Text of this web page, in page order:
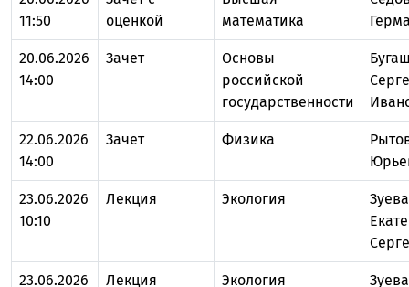
11:50
оценкой
математика
20.06.2026
14:00
Зачет
Основы
российской
государственности
22.06.2026
14:00
Зачет Физика
23.06.2026
10:10
Лекция Экология
Зуева
23.06.2026
Лекция Экология
Зуева